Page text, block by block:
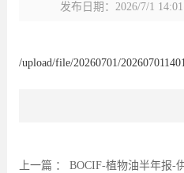
发布日期：2026/7/1
/upload/file/20260701/
上一篇 ： BOCIF-植物油半年报-